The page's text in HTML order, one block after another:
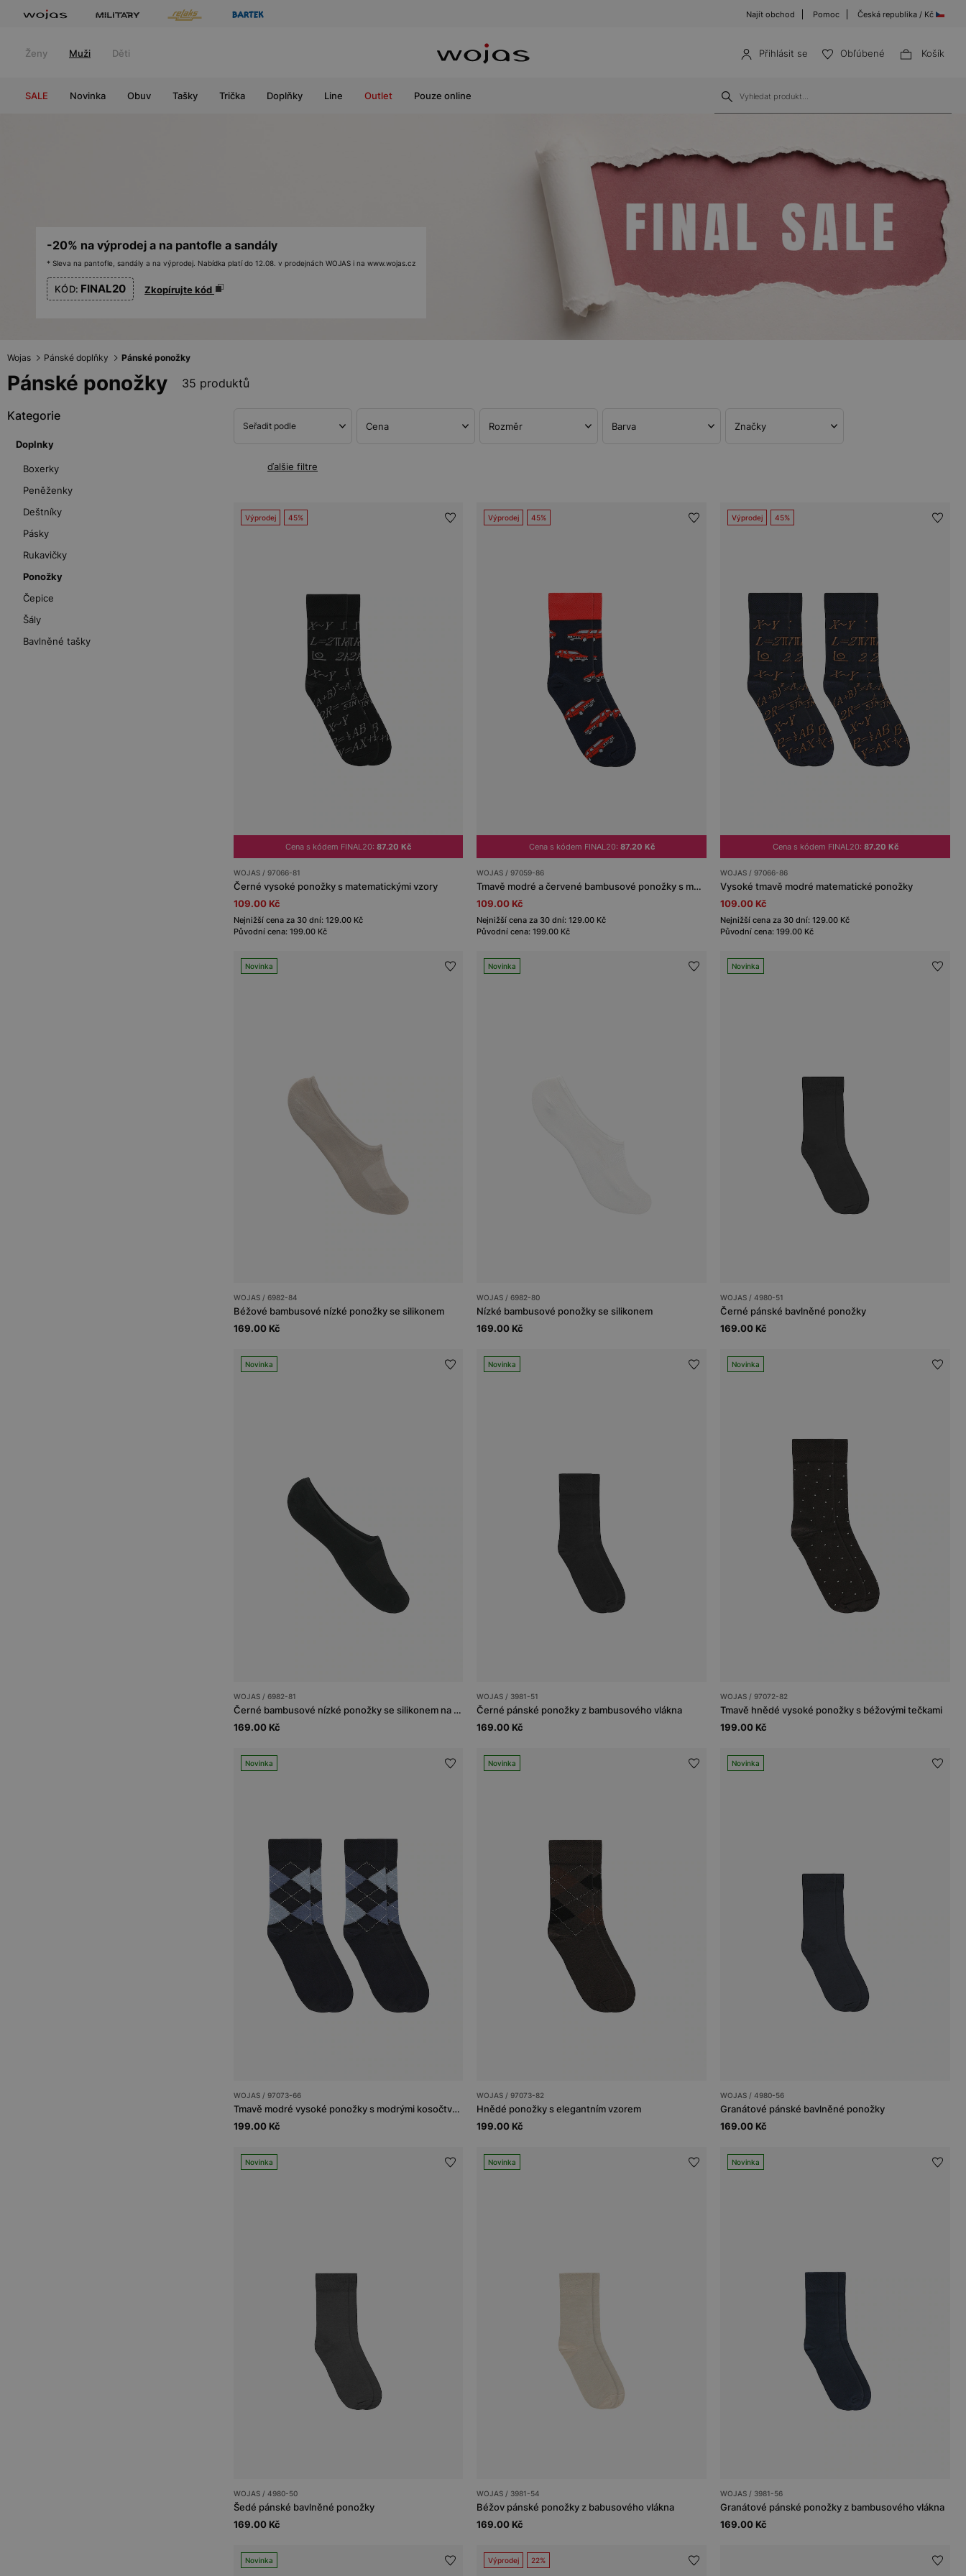
Najít obchod Pomoc Česká republika / Kč
Ženy Muži Děti Přihlásit se Obľúbené Košík
SALE Novinka Obuv Tašky Trička Doplňky Line Outlet Pouze online
-20% na výprodej a na pantofle a sandály
* Sleva na pantofle, sandály a na výprodej. Nabídka platí do 12.08. v prodejnách WOJAS i na www.wojas.cz
KÓD: FINAL20 Zkopírujte kód
Wojas Pánské doplňky Pánské ponožky
Pánské ponožky 35 produktů
Kategorie
Doplnky
Boxerky
Peněženky
Deštníky
Pásky
Rukavičky
Ponožky
Čepice
Šály
Bavlněné tašky
Seřadit podle Cena Rozměr Barva Značky
ďalšie filtre
Výprodej 45%
Cena s kódem FINAL20: 87.20 Kč
WOJAS / 97066-81
Černé vysoké ponožky s matematickými vzory
109.00 Kč
Nejnižší cena za 30 dní: 129.00 Kč
Původní cena: 199.00 Kč
Výprodej 45%
Cena s kódem FINAL20: 87.20 Kč
WOJAS / 97059-86
Tmavě modré a červené bambusové ponožky s motivem auta.
109.00 Kč
Nejnižší cena za 30 dní: 129.00 Kč
Původní cena: 199.00 Kč
Výprodej 45%
Cena s kódem FINAL20: 87.20 Kč
WOJAS / 97066-86
Vysoké tmavě modré matematické ponožky
109.00 Kč
Nejnižší cena za 30 dní: 129.00 Kč
Původní cena: 199.00 Kč
Novinka
WOJAS / 6982-84
Béžové bambusové nízké ponožky se silikonem
169.00 Kč
Novinka
WOJAS / 6982-80
Nízké bambusové ponožky se silikonem
169.00 Kč
Novinka
WOJAS / 4980-51
Černé pánské bavlněné ponožky
169.00 Kč
Novinka
WOJAS / 6982-81
Černé bambusové nízké ponožky se silikonem na patě, ideální do mokasín
169.00 Kč
Novinka
WOJAS / 3981-51
Černé pánské ponožky z bambusového vlákna
169.00 Kč
Novinka
WOJAS / 97072-82
Tmavě hnědé vysoké ponožky s béžovými tečkami
199.00 Kč
Novinka
WOJAS / 97073-66
Tmavě modré vysoké ponožky s modrými kosočtverci
199.00 Kč
Novinka
WOJAS / 97073-82
Hnědé ponožky s elegantním vzorem
199.00 Kč
Novinka
WOJAS / 4980-56
Granátové pánské bavlněné ponožky
169.00 Kč
Novinka
WOJAS / 4980-50
Šedé pánské bavlněné ponožky
169.00 Kč
Novinka
WOJAS / 3981-54
Béžov pánské ponožky z babusového vlákna
169.00 Kč
Novinka
WOJAS / 3981-56
Granátové pánské ponožky z bambusového vlákna
169.00 Kč
Novinka Výprodej 22%